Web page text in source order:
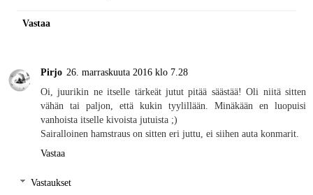
Vastaa
Pirjo 26. marraskuuta 2016 klo 7.28
Oi, juurikin ne itselle tärkeät jutut pitää säästää! Oli niitä sitten
vähän tai paljon, että kukin tyylillään. Minäkään en luopuisi
vanhoista itselle kivoista jutuista ;)
Sairalloinen hamstraus on sitten eri juttu, ei siihen auta konmarit.
Vastaa
Vastaukset